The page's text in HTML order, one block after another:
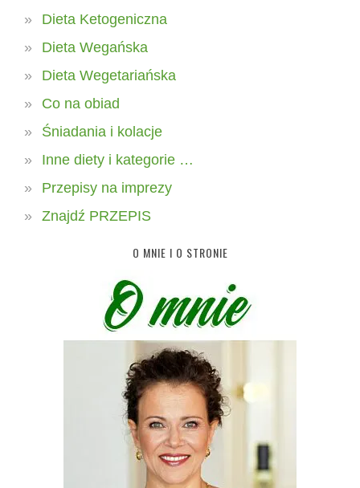
Dieta Ketogeniczna
Dieta Wegańska
Dieta Wegetariańska
Co na obiad
Śniadania i kolacje
Inne diety i kategorie …
Przepisy na imprezy
Znajdź PRZEPIS
O MNIE I O STRONIE